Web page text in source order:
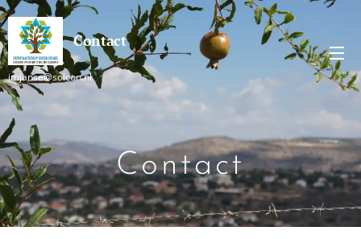
Contact
imjanse@solcon.nl
Contact